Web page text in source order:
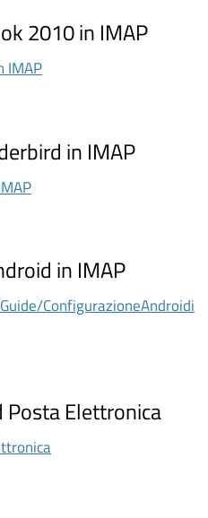
2010 in IMAP
IMAP
in IMAP
in IMAP
ConfigurazioneAndroidi
Posta Elettronica